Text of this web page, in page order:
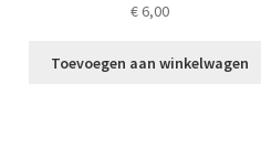
€6,00
Toevoegen aan winkelwagen